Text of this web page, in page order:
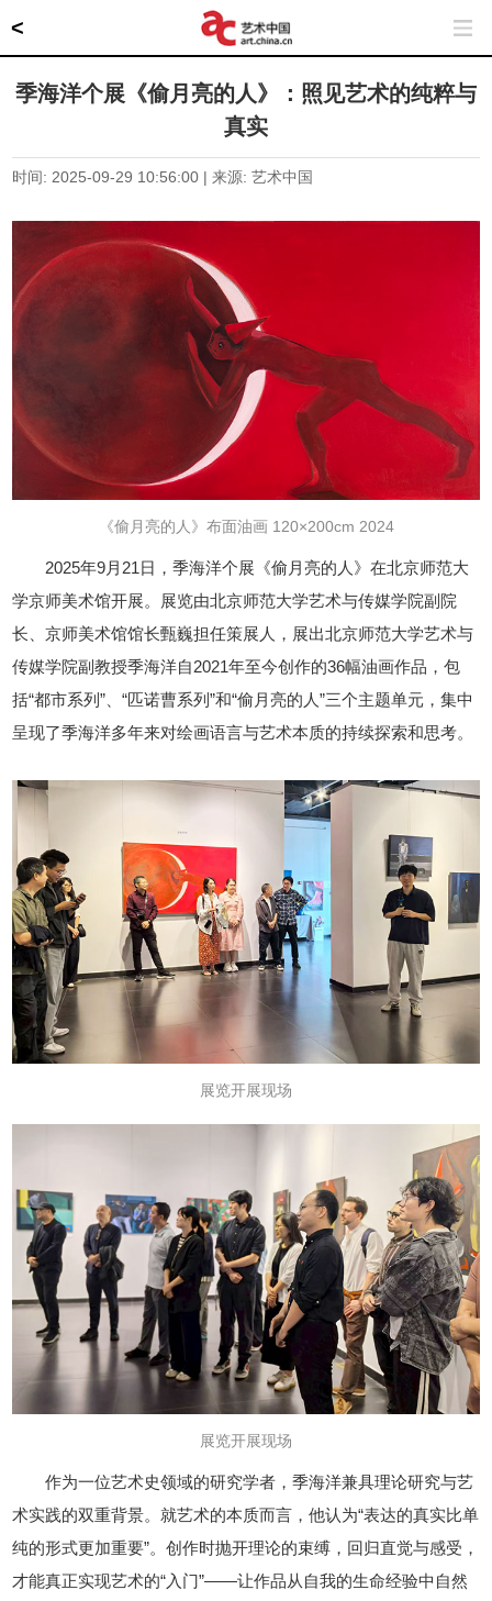
<
季海洋个展《偷月亮的人》：照见艺术的纯粹与
真实
时间: 2025-09-29 10:56:00 | 来源: 艺术中国
《偷月亮的人》布面油画 120×200cm 2024
2025年9月21日，季海洋个展《偷月亮的人》在北京师范大
学京师美术馆开展。展览由北京师范大学艺术与传媒学院副院
长、京师美术馆馆长甄巍担任策展人，展出北京师范大学艺术与
传媒学院副教授季海洋自2021年至今创作的36幅油画作品，包
括“都市系列”、“匹诺曹系列”和“偷月亮的人”三个主题单元，集中
呈现了季海洋多年来对绘画语言与艺术本质的持续探索和思考。
展览开展现场
展览开展现场
作为一位艺术史领域的研究学者，季海洋兼具理论研究与艺
术实践的双重背景。就艺术的本质而言，他认为“表达的真实比单
纯的形式更加重要”。创作时抛开理论的束缚，回归直觉与感受，
才能真正实现艺术的“入门”——让作品从自我的生命经验中自然